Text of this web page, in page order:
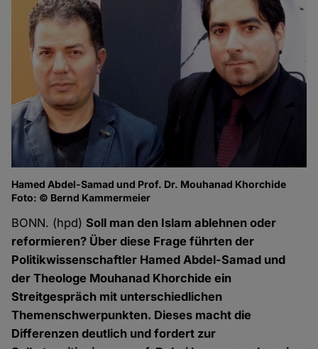
Hamed Abdel-Samad und Prof. Dr. Mouhanad Khorchide
Foto: © Bernd Kammermeier
BONN. (hpd)Soll man den Islam ablehnen oder
reformieren? Über diese Frage führten der
Politikwissenschaftler Hamed Abdel-Samad und
der Theologe Mouhanad Khorchide ein
Streitgespräch mit unterschiedlichen
Themenschwerpunkten. Dieses macht die
Differenzen deutlich und fordert zur